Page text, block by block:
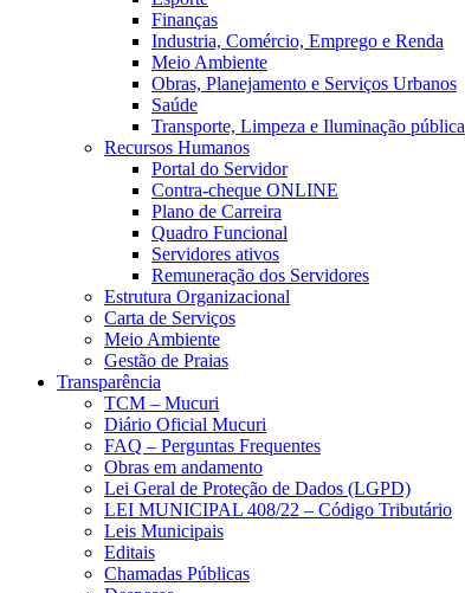
Finanças
Industria, Comércio, Emprego e Renda
Meio Ambiente
Obras, Planejamento e Serviços Urbanos
Saúde
Transporte, Limpeza e Iluminação pública
Recursos Humanos
Portal do Servidor
Contra-cheque ONLINE
Plano de Carreira
Quadro Funcional
Servidores ativos
Remuneração dos Servidores
Estrutura Organizacional
Carta de Serviços
Meio Ambiente
Gestão de Praias
Transparência
TCM – Mucuri
Diário Oficial Mucuri
FAQ – Perguntas Frequentes
Obras em andamento
Lei Geral de Proteção de Dados (LGPD)
LEI MUNICIPAL 408/22 – Código Tributário
Leis Municipais
Editais
Chamadas Públicas